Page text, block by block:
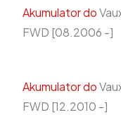
Akumulator do
FWD [08.2006 -]
Akumulator do
FWD [12.2010 -]